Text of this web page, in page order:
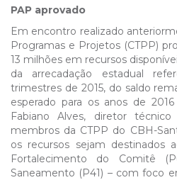
PAP aprovado
Em encontro realizado
Programas e Projetos (CTPP)
13 milhões em recursos
da arrecadação estadual
trimestres de 2015, do saldo
esperado para os anos de
Fabiano Alves, diretor
membros da CTPP do CBH-
os recursos sejam destinados
Fortalecimento do Comitê
Saneamento (P41) – com foco